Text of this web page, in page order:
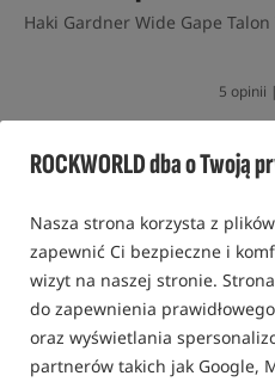
ROCKWORLD dba o Twoją
Nasza strona korzysta z
zapewnić Ci bezpieczne i
wizyt na naszej stronie.
do zapewnienia
oraz wyświetlania
partnerów takich jak Google,
Haki Gardner Wide Gape
5 opinii